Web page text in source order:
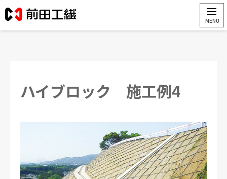
ハイブロック 施工例4